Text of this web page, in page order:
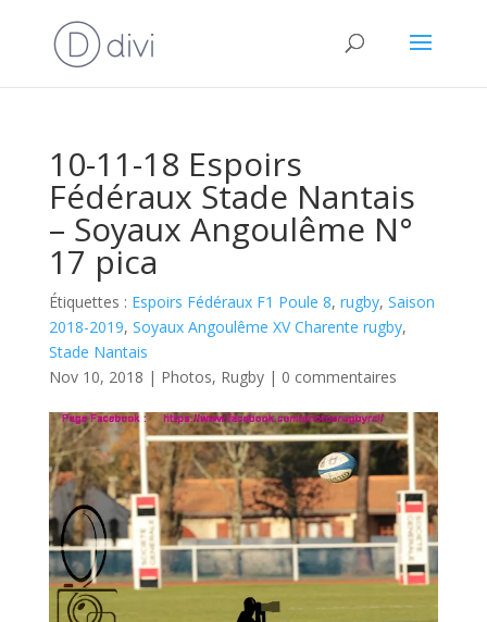
10-11-18 Espoirs
Fédéraux Stade Nantais
– Soyaux Angoulême N°
17 pica
Étiquettes : Espoirs Fédéraux F1 Poule 8, rugby, Saison
2018-2019, Soyaux Angoulême XV Charente rugby,
Stade Nantais
Nov 10, 2018 | Photos, Rugby| 0 commentaires